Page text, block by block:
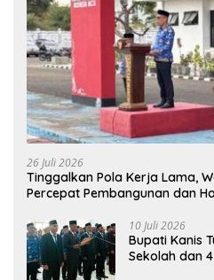
26 Juli 2026
Tinggalkan Pola Kerja Lama,
Percepat Pembangunan dan
10 Juli 2026
Bupati Kanis
Sekolah dan